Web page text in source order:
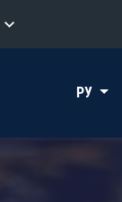
РУ